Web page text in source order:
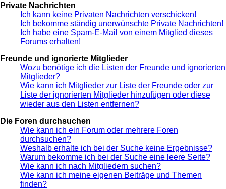
Private Nachrichten
Ich kann keine Privaten Nachrichten verschicken!
Ich bekomme ständig unerwünschte Private Nachrichten!
Ich habe eine Spam-E-Mail von einem Mitglied dieses
Forums erhalten!
Freunde und ignorierte Mitglieder
Wozu benötige ich die Listen der Freunde und ignorierten
Mitglieder?
Wie kann ich Mitglieder zur Liste der Freunde oder zur
Liste der ignorierten Mitglieder hinzufügen oder diese
wieder aus den Listen entfernen?
Die Foren durchsuchen
Wie kann ich ein Forum oder mehrere Foren
durchsuchen?
Weshalb erhalte ich bei der Suche keine Ergebnisse?
Warum bekomme ich bei der Suche eine leere Seite?
Wie kann ich nach Mitgliedern suchen?
Wie kann ich meine eigenen Beiträge und Themen
finden?